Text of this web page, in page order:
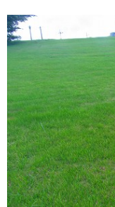
NEWSLETTERS
ACCESSMAP
CONTACT